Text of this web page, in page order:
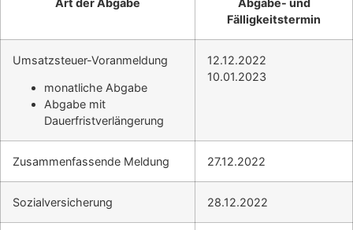
Fälligkeitstermin
Umsatzsteuer-Voranmeldung
monatliche Abgabe
Abgabe mit
Dauerfristverlängerung
12.12.2022
10.01.2023
Zusammenfassende Meldung 27.12.2022
Sozialversicherung 28.12.2022